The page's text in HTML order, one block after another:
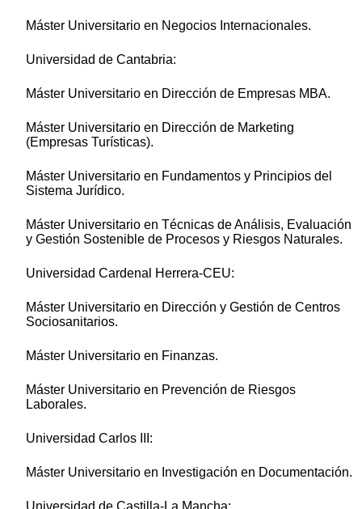
Máster Universitario en Negocios Internacionales.
Universidad de Cantabria:
Máster Universitario en Dirección de Empresas MBA.
Máster Universitario en Dirección de Marketing
(Empresas Turísticas).
Máster Universitario en Fundamentos y Principios del
Sistema Jurídico.
Máster Universitario en Técnicas de Análisis, Evaluación
y Gestión Sostenible de Procesos y Riesgos Naturales.
Universidad Cardenal Herrera-CEU:
Máster Universitario en Dirección y Gestión de Centros
Sociosanitarios.
Máster Universitario en Finanzas.
Máster Universitario en Prevención de Riesgos
Laborales.
Universidad Carlos III:
Máster Universitario en Investigación en Documentación.